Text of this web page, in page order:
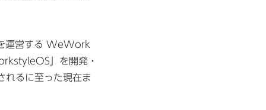
運営する WeWork
」を開発・
れるに至った現在ま